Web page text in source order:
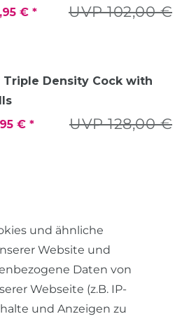
UVP 102,00 €
€ *
Triple Density Cock with
UVP 128,00 €
€ *
und ähnliche
Website und
Daten von
Webseite (z.B. IP-
und Anzeigen zu